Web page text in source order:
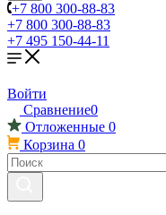
+7 800 300-88-83
+7 800 300-88-83
+7 495 150-44-11
Войти
Сравнение0
Отложенные 0
Корзина 0